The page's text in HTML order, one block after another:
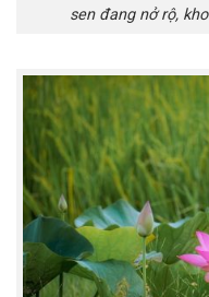
sen đang nở rộ,